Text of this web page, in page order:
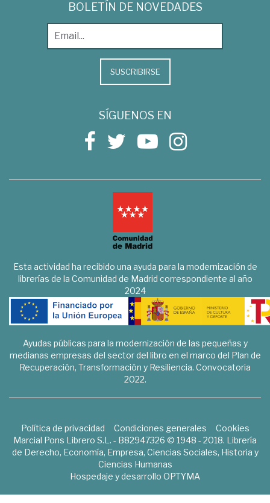
BOLETÍN DE NOVEDADES
SUSCRIBIRSE
SÍGUENOS EN
Esta actividad ha recibido una ayuda para la modernización de
librerías de la Comunidad de Madrid correspondiente al año
2024
Ayudas públicas para la modernización de las pequeñas y
medianas empresas del sector del libro en el marco del Plan de
Recuperación, Transformación y Resiliencia. Convocatoria
2022.
Política de privacidad Condiciones generales
Cookies
Marcial Pons Librero S.L. - B82947326 © 1948 - 2018. Librería
de Derecho, Economía, Empresa, Ciencias Sociales, Historia y
Ciencias Humanas
Hospedaje y desarrollo OPTYMA